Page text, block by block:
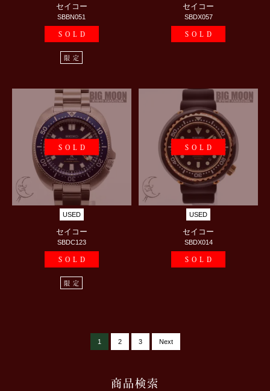
セイコー
SBBN051
SOLD
限定
セイコー
SBDX057
SOLD
SOLD
USED
セイコー
SBDC123
SOLD
限定
SOLD
USED
セイコー
SBDX014
SOLD
1 2 3 Next
商品検索